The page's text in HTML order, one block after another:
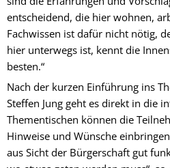
entscheidend, die hier wohnen,
Fachwissen ist dafür nicht nötig,
hier unterwegs ist, kennt die
besten.“
Nach der kurzen Einführung ins
Steffen Jung geht es direkt in die
Thementischen können die
Hinweise und Wünsche
aus Sicht der Bürgerschaft gut